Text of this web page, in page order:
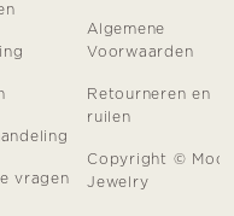
vragen
Algemene
Voorwaarden
Retourneren en
ruilen
Copyright ©
Jewelry